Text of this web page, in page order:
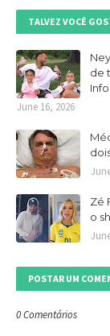
TALVEZ VOCÊ
de
June 16, 2026
Zé
o
POSTAR UM
0 Comentários